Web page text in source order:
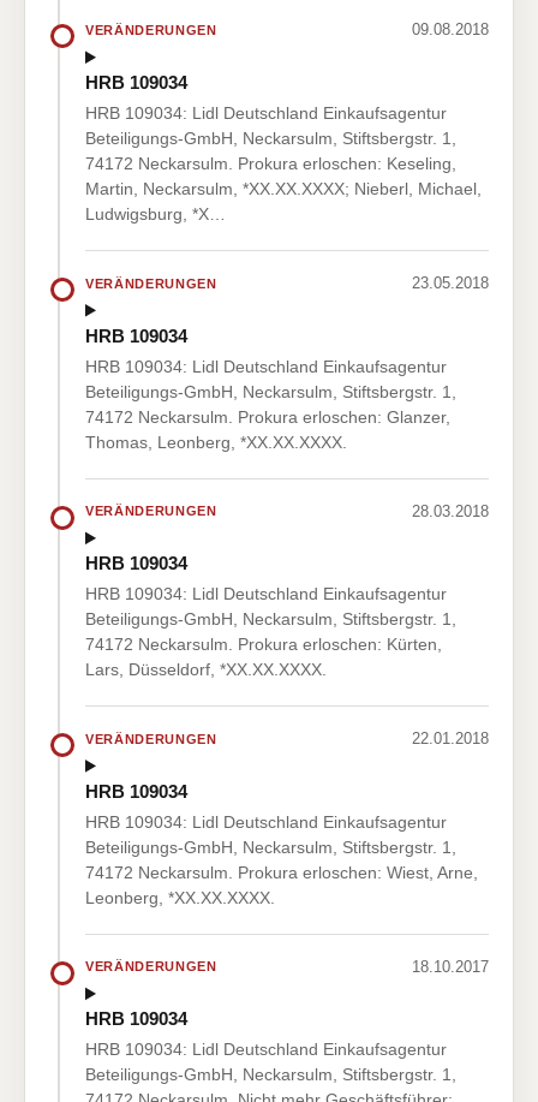
VERÄNDERUNGEN 09.08.2018
HRB 109034
HRB 109034: Lidl Deutschland Einkaufsagentur
Beteiligungs-GmbH, Neckarsulm, Stiftsbergstr. 1,
74172 Neckarsulm. Prokura erloschen: Keseling,
Martin, Neckarsulm, *XX.XX.XXXX; Nieberl, Michael,
Ludwigsburg, *X…
VERÄNDERUNGEN 23.05.2018
HRB 109034
HRB 109034: Lidl Deutschland Einkaufsagentur
Beteiligungs-GmbH, Neckarsulm, Stiftsbergstr. 1,
74172 Neckarsulm. Prokura erloschen: Glanzer,
Thomas, Leonberg, *XX.XX.XXXX.
VERÄNDERUNGEN 28.03.2018
HRB 109034
HRB 109034: Lidl Deutschland Einkaufsagentur
Beteiligungs-GmbH, Neckarsulm, Stiftsbergstr. 1,
74172 Neckarsulm. Prokura erloschen: Kürten,
Lars, Düsseldorf, *XX.XX.XXXX.
VERÄNDERUNGEN 22.01.2018
HRB 109034
HRB 109034: Lidl Deutschland Einkaufsagentur
Beteiligungs-GmbH, Neckarsulm, Stiftsbergstr. 1,
74172 Neckarsulm. Prokura erloschen: Wiest, Arne,
Leonberg, *XX.XX.XXXX.
VERÄNDERUNGEN 18.10.2017
HRB 109034
HRB 109034: Lidl Deutschland Einkaufsagentur
Beteiligungs-GmbH, Neckarsulm, Stiftsbergstr. 1,